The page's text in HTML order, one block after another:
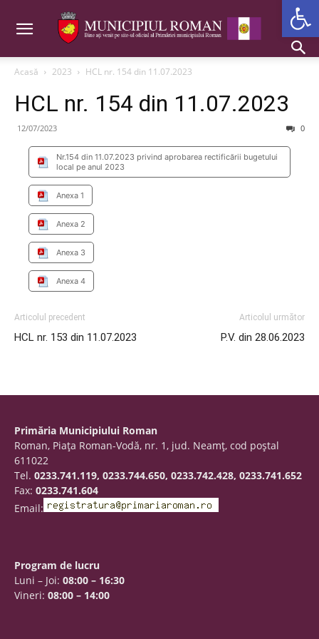
Acasă 2023 HCL nr. 154 din 11.07.2023
HCL nr. 154 din 11.07.2023
12/07/2023 0
Nr.154 din 11.07.2023 privind aprobarea rectificării bugetului
local pe anul 2023
Anexa 1
Anexa 2
Anexa 3
Anexa 4
Articolul precedent
HCL nr. 153 din 11.07.2023
Articolul următor
P.V. din 28.06.2023
Primăria Municipiului Roman
Roman, Piaţa Roman-Vodă, nr. 1, jud. Neamţ, cod poştal
611022
Tel. 0233.741.119, 0233.744.650, 0233.742.428, 0233.741.652
Fax: 0233.741.604
Email:
Program de lucru
Luni – Joi: 08:00 – 16:30
Vineri: 08:00 – 14:00